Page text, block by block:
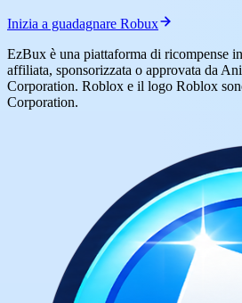
Inizia a guadagnare Robux
EzBux è una piattaforma di ricompense
affiliata, sponsorizzata o approvata da
Corporation. Roblox e il logo Roblox
Corporation.